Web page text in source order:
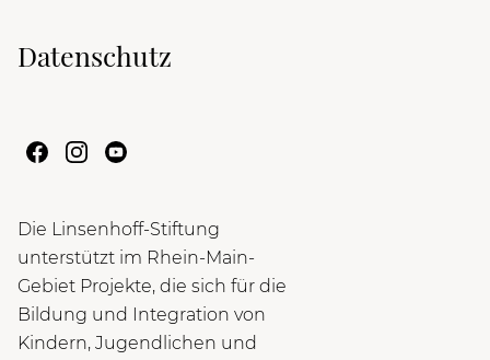
Datenschutz
Die Linsenhoff-Stiftung
unterstützt im Rhein-Main-
Gebiet Projekte, die sich für die
Bildung und Integration von
Kindern, Jugendlichen und